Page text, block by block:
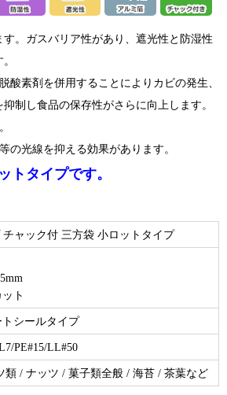
。ガスバリア性があり、遮光性と防湿性
酸素剤を併用することによりカビの発生、
制し食品の保存性がさらに向上します。
の光線を抑える効果があります。
トタイプです。
チャック付 三方袋 小ロットタイプ
ト
シールタイプ
PE#15/LL#50
類 / ナッツ / 菓子類全般 / 海苔 / 茶葉など